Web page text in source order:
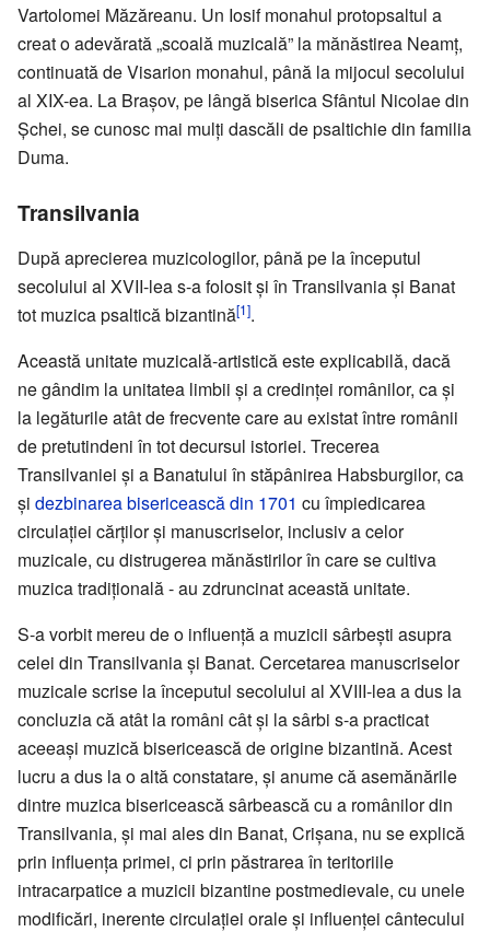
Vartolomei Măzăreanu. Un Iosif monahul protopsaltul a
creat o adevărată „scoală muzicală” la mănăstirea Neamț,
continuată de Visarion monahul, până la mijocul secolului
al XIX-ea. La Brașov, pe lângă biserica Sfântul Nicolae din
Șchei, se cunosc mai mulți dascăli de psaltichie din familia
Duma.
Transilvania
După aprecierea muzicologilor, până pe la începutul
secolului al XVII-lea s-a folosit și în Transilvania și Banat
tot muzica psaltică bizantină[1].
Această unitate muzicală-artistică este explicabilă, dacă
ne gândim la unitatea limbii și a credinței românilor, ca și
la legăturile atât de frecvente care au existat între românii
de pretutindeni în tot decursul istoriei. Trecerea
Transilvaniei și a Banatului în stăpânirea Habsburgilor, ca
și dezbinarea bisericească din 1701 cu împiedicarea
circulației cărților și manuscriselor, inclusiv a celor
muzicale, cu distrugerea mănăstirilor în care se cultiva
muzica tradițională - au zdruncinat această unitate.
S-a vorbit mereu de o influență a muzicii sârbești asupra
celei din Transilvania și Banat. Cercetarea manuscriselor
muzicale scrise la începutul secolului al XVIII-lea a dus la
concluzia că atât la români cât și la sârbi s-a practicat
aceeași muzică bisericească de origine bizantină. Acest
lucru a dus la o altă constatare, și anume că asemănările
dintre muzica bisericească sârbească cu a românilor din
Transilvania, și mai ales din Banat, Crișana, nu se explică
prin influența primei, ci prin păstrarea în teritoriile
intracarpatice a muzicii bizantine postmedievale, cu unele
modificări, inerente circulației orale și influenței cântecului